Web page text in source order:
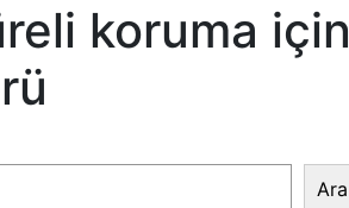
koruma için
Ara